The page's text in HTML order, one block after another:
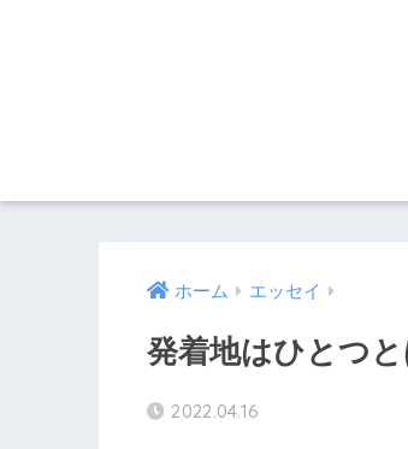
ホーム エッセイ
発着地はひとつ
2022.04.16